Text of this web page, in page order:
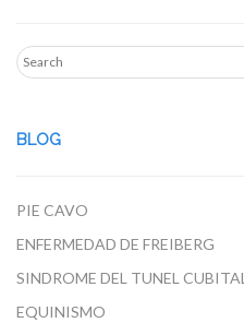
BLOG
PIE CAVO
ENFERMEDAD DE FREIBERG
SINDROME DEL TUNEL CUBITAL
EQUINISMO